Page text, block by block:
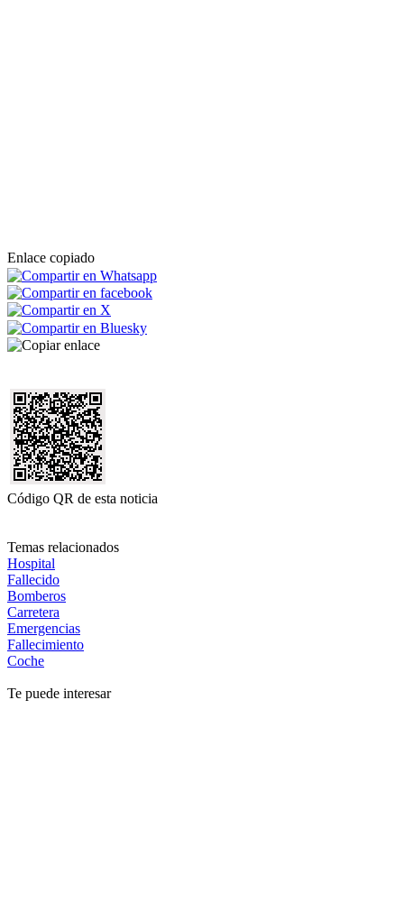
Enlace copiado
Código QR de esta noticia
Temas relacionados
Hospital
Fallecido
Bomberos
Carretera
Emergencias
Fallecimiento
Coche
Te puede interesar